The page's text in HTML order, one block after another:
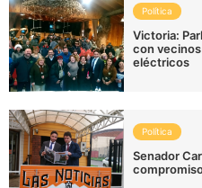
Política
Victoria:
con
eléctricos
Política
Senador